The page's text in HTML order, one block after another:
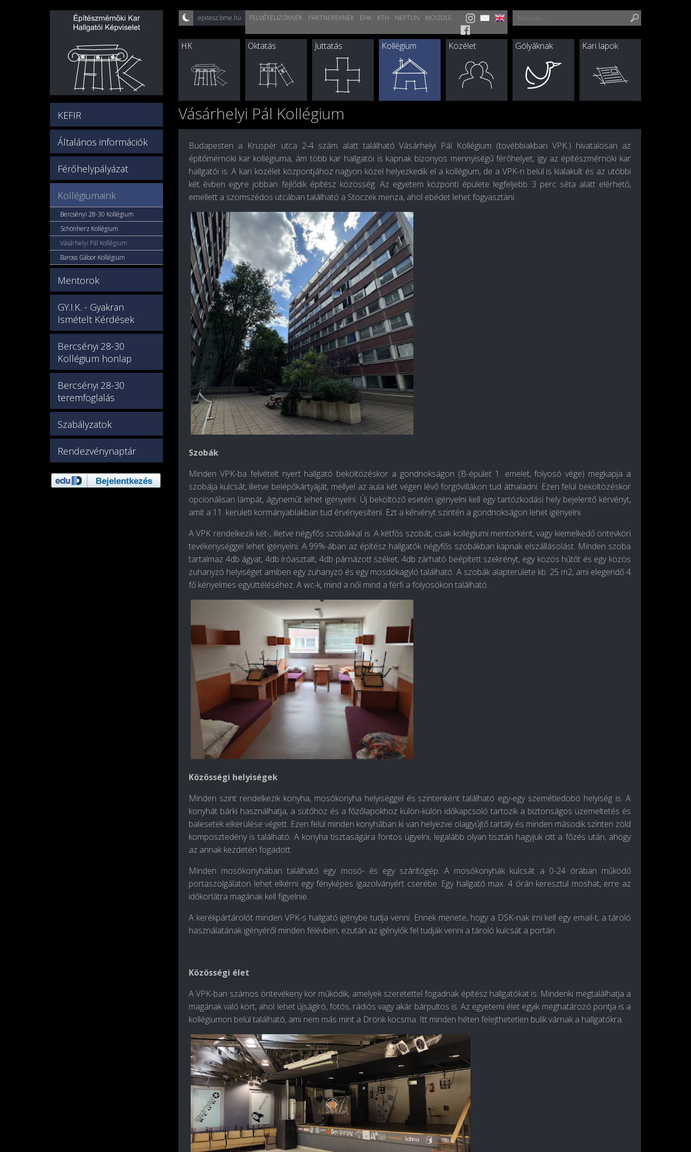
epitesz.bme.hu FELVÉTELIZŐKNEK PARTNEREKNEK EHK KTH NEPTUN MOODLE
HK Oktatás Juttatás Kollégium Közélet Gólyáknak Kari lapok
KEFIR
Általános információk
Férőhelypályázat
Kollégiumaink
Bercsényi 28-30 Kollégium
Schönherz Kollégium
Vásárhelyi Pál Kollégium
Baross Gábor Kollégium
Mentorok
GY.I.K. - Gyakran
Ismételt Kérdések
Bercsényi 28-30
Kollégium honlap
Bercsényi 28-30
teremfoglalás
Szabályzatok
Rendezvénynaptár
Vásárhelyi Pál Kollégium
Budapesten a Kruspér utca 2-4 szám alatt található Vásárhelyi Pál Kollégium (tovébbiakban VPK.) hivatalosan az
építőmérnöki kar kollégiuma, ám több kar hallgatói is kapnak bizonyos mennyiségű férőhelyet, így az építészmérnöki kar
hallgatói is. A kari közélet központjához nagyon közel helyezkedik el a kollégium, de a VPK-n belül is kialakult és az utóbbi
két évben egyre jobban fejlődik építész közösség. Az egyetem központi épülete legfeljebb 3 perc séta alatt elérhető,
emellett a szomszédos utcában található a Stoczek menza, ahol ebédet lehet fogyasztani.
Szobák
Minden VPK-ba felvételt nyert hallgató beköltözéskor a gondnokságon (B-épület 1. emelet, folyosó vége) megkapja a
szobája kulcsát, illetve belépőkártyáját, mellyel az aula két végen lévő forgóvillákon tud áthaladni. Ezen felül beköltözéskor
opcionálisan lámpát, ágyneműt lehet igényelni. Új beköltöző esetén igényelni kell egy tartózkodási hely bejelentő kérvényt,
amit a 11. kerületi kormányablakban tud érvényesíteni. Ezt a kérvényt szintén a gondnokságon lehet igényelni.
A VPK rendelkezik két-, illetve négyfős szobákkal is. A kétfős szobát, csak kollégiumi mentorként, vagy kiemelkedő öntevköri
tevékenységgel lehet igényelni. A 99%-ában az építész hallgatók négyfős szobákban kapnak elszállásolást. Minden szoba
tartalmaz 4db ágyat, 4db íróasztalt, 4db párnázott széket, 4db zárható beépített szekrényt, egy közös hűtőt és egy közös
zuhanyzó helyiséget amiben egy zuhanyzó és egy mosdókagyló található. A szobák alapterülete kb. 25 m2, ami elegendő 4
fő kényelmes együttéléséhez. A wc-k, mind a női mind a férfi a folyosókon található.
Közösségi helyiségek
Minden szint rendelkezik konyha, mosókonyha helyiséggel és szintenként található egy-egy szemétledobó helyiség is. A
konyhát bárki használhatja, a sütőhöz és a főzőlapokhoz külön-külön időkapcsoló tartozik a biztonságos üzemeltetés és
balesetek elkerülése végett. Ezen felül minden konyhában ki van helyezve olajgyűjtő tartály és minden második szinten zöld
komposztedény is található. A konyha tisztaságára fontos ügyelni, legalább olyan tisztán hagyjuk ott a főzés után, ahogy
az annak kezdetén fogadott.
Minden mosókonyhában található egy mosó- és egy szárítógép. A mosókonyhák kulcsát a 0-24 órában működő
portaszolgálaton lehet elkérni egy fényképes igazolványért cserébe. Egy hallgató max. 4 órán keresztül moshat, erre az
időkorlátra magának kell figyelnie.
A kerékpártárolót minden VPK-s hallgató igénybe tudja venni. Ennek menete, hogy a DSK-nak írni kell egy email-t, a tároló
használatának igényéről minden félévben, ezután az igénylők fel tudják venni a tároló kulcsát a portán.
Közösségi élet
A VPK-ban számos öntevékeny kör működik, amelyek szeretettel fogadnak építész hallgatókat is. Mindenki megtalálhatja a
magának való kört, ahol lehet újságíró, fotós, rádiós vagy akár bárpultos is. Az egyetemi élet egyik meghatározó pontja is a
kollégiumon belül található, ami nem más mint a Drönk kocsma. Itt minden héten felejthetetlen bulik várnak a hallgatókra.